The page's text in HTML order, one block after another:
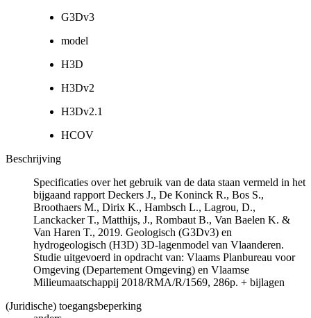
G3Dv3
model
H3D
H3Dv2
H3Dv2.1
HCOV
Beschrijving
Specificaties over het gebruik van de data staan vermeld in het
bijgaand rapport Deckers J., De Koninck R., Bos S.,
Broothaers M., Dirix K., Hambsch L., Lagrou, D.,
Lanckacker T., Matthijs, J., Rombaut B., Van Baelen K. &
Van Haren T., 2019. Geologisch (G3Dv3) en
hydrogeologisch (H3D) 3D-lagenmodel van Vlaanderen.
Studie uitgevoerd in opdracht van: Vlaams Planbureau voor
Omgeving (Departement Omgeving) en Vlaamse
Milieumaatschappij 2018/RMA/R/1569, 286p. + bijlagen
(Juridische) toegangsbeperking